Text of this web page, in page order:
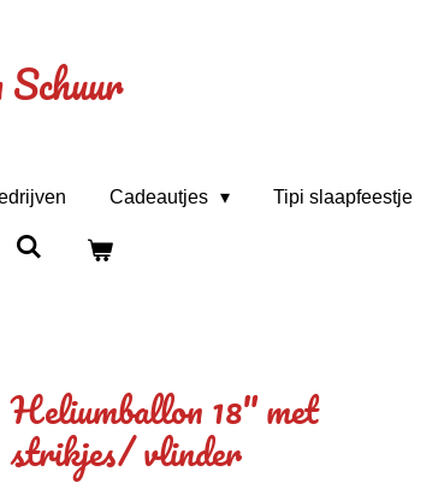
Cadeautjes Tipi slaapfeestje
Heliumballon 18" met
strikjes/ vlinder